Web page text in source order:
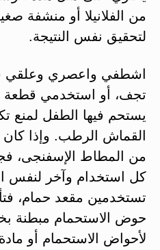
من الفلانيلا أو منشفة
لتحقيق نفس النتيجة.
اشطفي واعصري وعلقي
تجف، أو استخدمي
يستحم فيها الطفل لمنع
القماش الرطب. وإذا كان
من المطاط الإسفنجی،
كل استخدام وآخر لنفس
تستخدمين مقعد حمام،
حوض الاستحمام مبطنة
لأحواض الاستحمام أو